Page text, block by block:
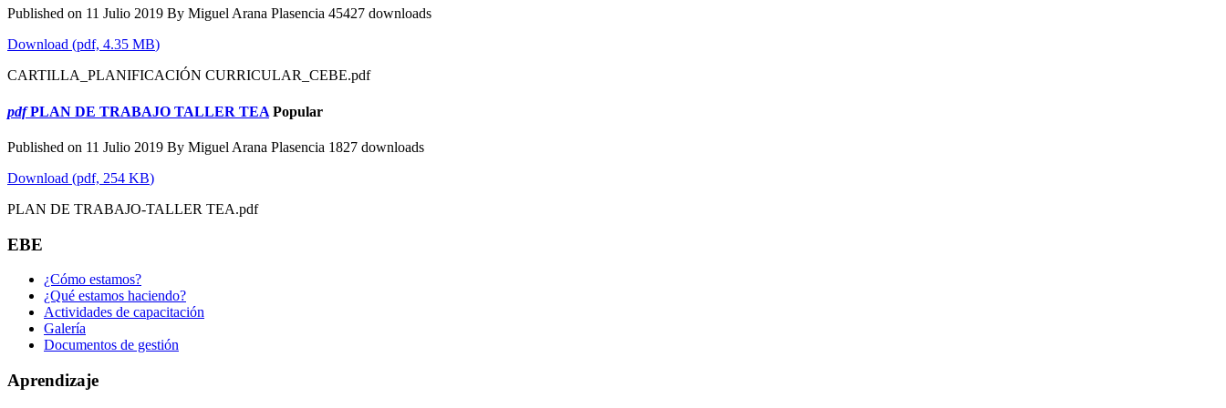
Published on 11 Julio 2019 By Miguel Arana Plasencia 45427 downloads
Download (pdf, 4.35 MB)
CARTILLA_PLANIFICACIÓN CURRICULAR_CEBE.pdf
pdf PLAN DE TRABAJO TALLER TEA Popular
Published on 11 Julio 2019 By Miguel Arana Plasencia 1827 downloads
Download (pdf, 254 KB)
PLAN DE TRABAJO-TALLER TEA.pdf
EBE
¿Cómo estamos?
¿Qué estamos haciendo?
Actividades de capacitación
Galería
Documentos de gestión
Aprendizaje